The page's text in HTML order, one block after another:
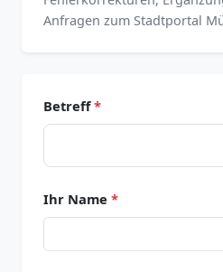
Anfragen zum Stadtportal
Betreff*
Ihr Name *